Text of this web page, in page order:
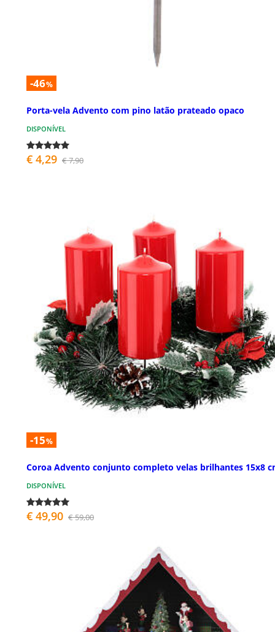
-46%
Porta-vela Advento com pino latão prateado opaco
DISPONÍVEL
€ 4,29 € 7,90
-15%
Coroa Advento conjunto completo velas brilhantes 15x8
DISPONÍVEL
€ 49,90 € 59,00